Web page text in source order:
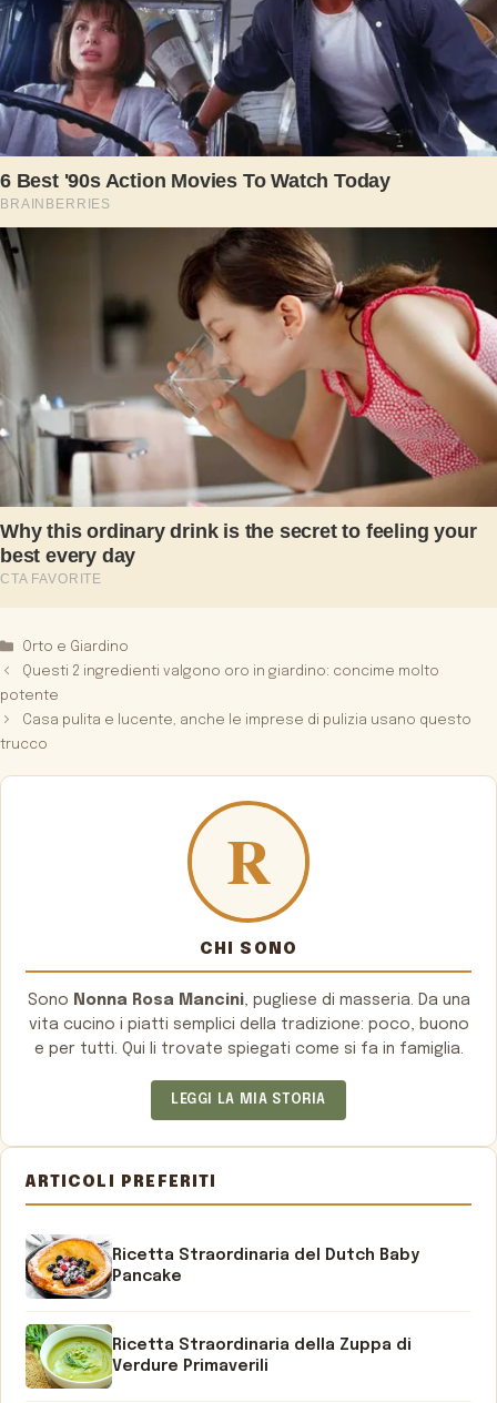
Categorie
Orto e Giardino
Questi 2 ingredienti valgono oro in giardino: concime molto
potente
Casa pulita e lucente, anche le imprese di pulizia usano questo
trucco
CHI SONO
Sono Nonna Rosa Mancini, pugliese di masseria. Da una
vita cucino i piatti semplici della tradizione: poco, buono
e per tutti. Qui li trovate spiegati come si fa in famiglia.
LEGGI LA MIA STORIA
ARTICOLI PREFERITI
Ricetta Straordinaria del Dutch Baby
Pancake
Ricetta Straordinaria della Zuppa di
Verdure Primaverili